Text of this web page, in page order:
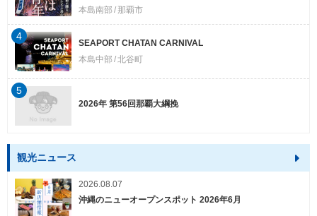
本島南部
那覇市
SEAPORT CHATAN CARNIVAL
本島中部 北谷町
4
2026年 第56回那覇大綱挽
5
観光ニュース
2026.08.07
沖縄のニューオープンスポット 2026年6月